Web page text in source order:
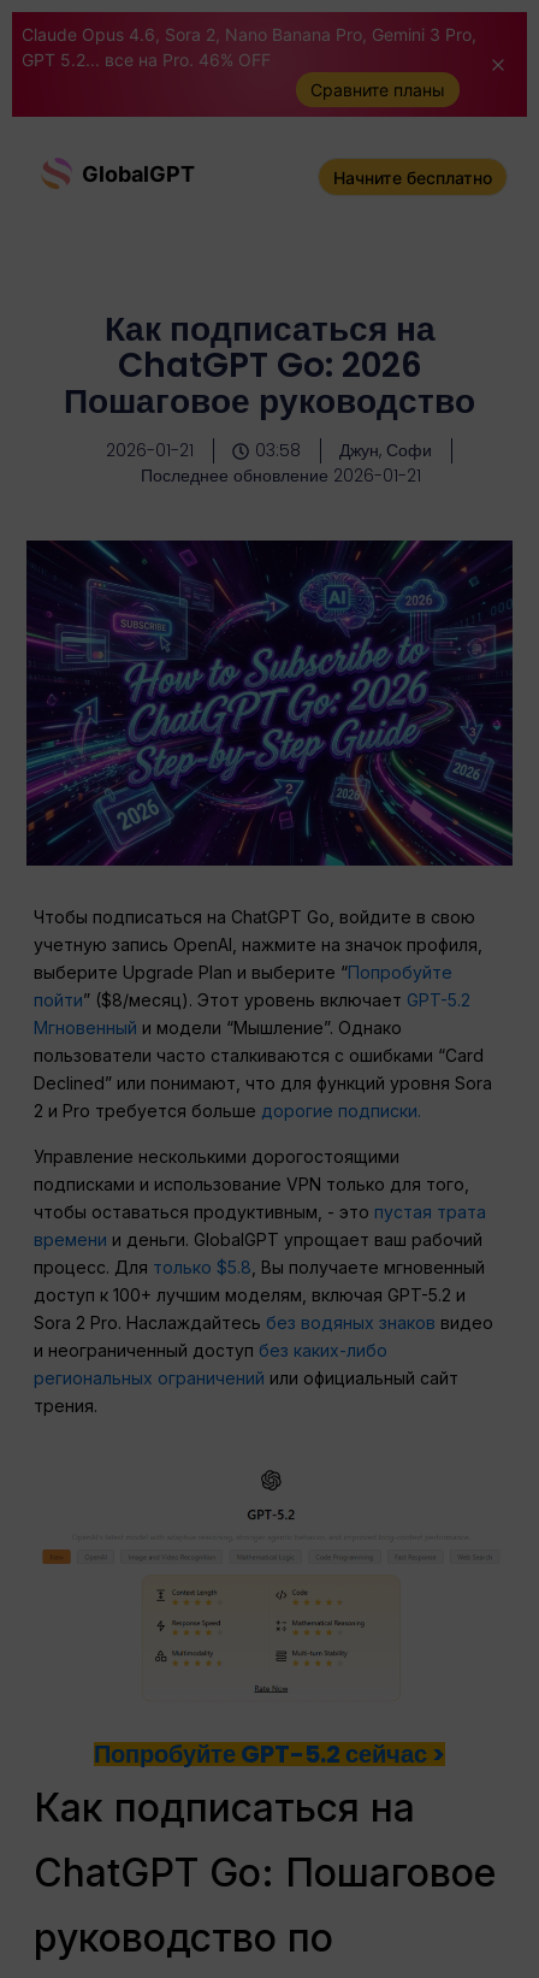
Claude Opus 4.6, Sora 2, Nano Banana Pro, Gemini 3 Pro,
GPT 5.2... все на Pro. 46% OFF
Сравните планы
GlobalGPT Начните бесплатно
Как подписаться на
ChatGPT Go: 2026
Пошаговое руководство
2026-01-21 03:58
Джун, Софи
Последнее обновление 2026-01-21
Чтобы подписаться на ChatGPT Go, войдите в свою
учетную запись OpenAI, нажмите на значок профиля,
выберите Upgrade Plan и выберите “Попробуйте
пойти” ($8/месяц). Этот уровень включает GPT-5.2
Мгновенный и модели “Мышление”. Однако
пользователи часто сталкиваются с ошибками “Card
Declined” или понимают, что для функций уровня Sora
2 и Pro требуется больше дорогие подписки.
Управление несколькими дорогостоящими
подписками и использование VPN только для того,
чтобы оставаться продуктивным, - это пустая трата
времени и деньги. GlobalGPT упрощает ваш рабочий
процесс. Для только $5.8 , Вы получаете мгновенный
доступ к 100+ лучшим моделям, включая GPT-5.2 и
Sora 2 Pro. Наслаждайтесь без водяных знаков видео
и неограниченный доступ без каких-либо
региональных ограничений или официальный сайт
трения.
Попробуйте GPT-5.2 сейчас >
Как подписаться на
ChatGPT Go: Пошаговое
руководство по